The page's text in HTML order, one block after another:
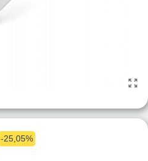
-25,05%